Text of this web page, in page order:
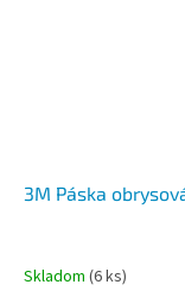
3M Páska
Skladom (6 ks)